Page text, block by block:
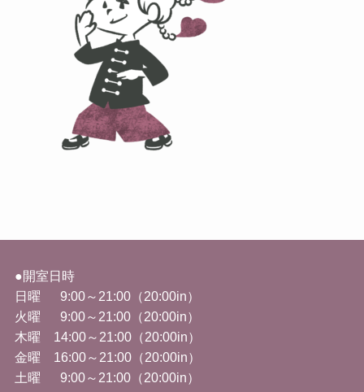
●開室日時
日曜 9:00～21:00（20:00in）
火曜 9:00～ 21:00（20:00in）
木曜 14:00～ 21:00（20:00in）
金曜 16:00～ 21:00（20:00in）
土曜 9:00～ 21:00（20:00in）